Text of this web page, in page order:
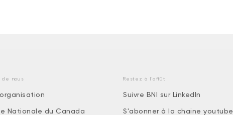
de nous
Nationale du Canada
Restez à l'affût
Suivre BNI sur LinkedIn
S'abonner à la chaine youtube